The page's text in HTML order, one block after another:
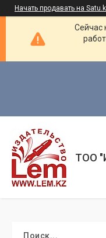
Начать продавать на
Сейчас
ТОО